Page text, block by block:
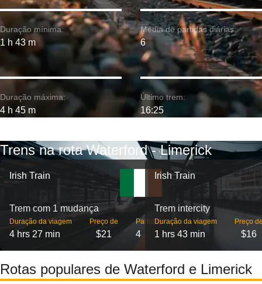
Duração mínima:
1 h 43 m
Duração máxima:
4 h 45 m
Média de partidas diárias:
6
Último trem:
16:25
Trens na rota Waterford - Limerick
Irish Train
Trem com 1 mudança
Duração da viagem
4 hrs 27 min
Preço de
$21
Partidas
4
Irish Train
Trem intercity
Duração da viagem
1 hrs 43 min
Preço
$16
Rotas populares de Waterford e Limerick